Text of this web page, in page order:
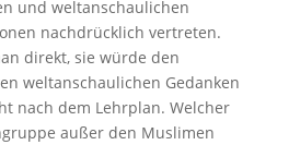
und weltanschaulichen
nachdrücklich vertreten.
direkt, sie würde den
weltanschaulichen Gedanken
nach dem Lehrplan. Welcher
außer den Muslimen